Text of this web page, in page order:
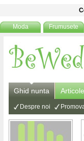
Moda Frumusete
Ghid nunta Articole
Despre noi